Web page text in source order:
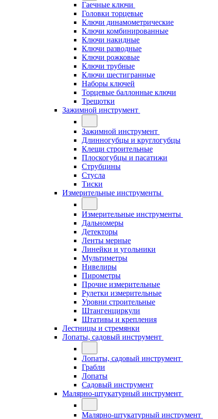
Гаечные ключи
Головки торцевые
Ключи динамометрические
Ключи комбинированные
Ключи накидные
Ключи разводные
Ключи рожковые
Ключи трубные
Ключи шестигранные
Наборы ключей
Торцевые баллонные ключи
Трещотки
Зажимной инструмент
Зажимной инструмент
Длинногубцы и круглогубцы
Клещи строительные
Плоскогубцы и пасатижи
Струбцины
Стусла
Тиски
Измерительные инструменты
Измерительные инструменты
Дальномеры
Детекторы
Ленты мерные
Линейки и угольники
Мультиметры
Нивелиры
Пирометры
Прочие измерительные
Рулетки измерительные
Уровни строительные
Штангенциркули
Штативы и крепления
Лестницы и стремянки
Лопаты, садовый инструмент
Лопаты, садовый инструмент
Грабли
Лопаты
Садовый инструмент
Малярно-штукатурный инструмент
Малярно-штукатурный инструмент